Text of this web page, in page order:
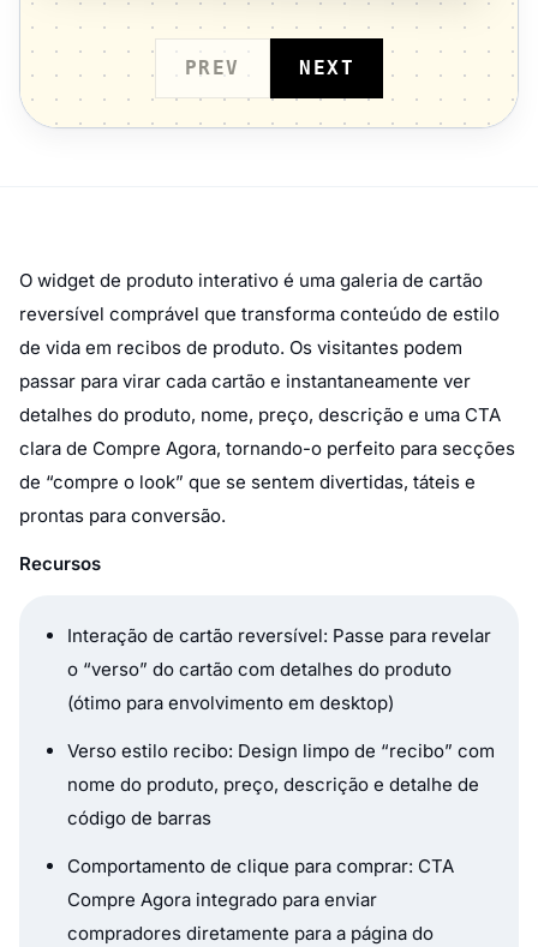
O widget de produto interativo é uma galeria de cartão
reversível comprável que transforma conteúdo de estilo
de vida em recibos de produto. Os visitantes podem
passar para virar cada cartão e instantaneamente ver
detalhes do produto, nome, preço, descrição e uma CTA
clara de Compre Agora, tornando-o perfeito para secções
de “compre o look” que se sentem divertidas, táteis e
prontas para conversão.
Recursos
Interação de cartão reversível: Passe para revelar
o “verso” do cartão com detalhes do produto
(ótimo para envolvimento em desktop)
Verso estilo recibo: Design limpo de “recibo” com
nome do produto, preço, descrição e detalhe de
código de barras
Comportamento de clique para comprar: CTA
Compre Agora integrado para enviar
compradores diretamente para a página do